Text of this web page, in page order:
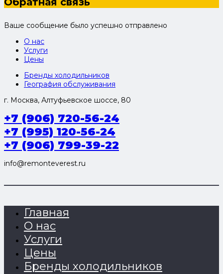
Ваше сообщение было успешно отправлено
О нас
Услуги
Цены
Бренды холодильников
География обслуживания
г. Москва, Алтуфьевское шоссе, 80
+7 (906) 720-56-24
+7 (995) 120-56-24
+7 (906) 799-39-22
info@remonteverest.ru
Главная
О нас
Услуги
Цены
Бренды холодильников